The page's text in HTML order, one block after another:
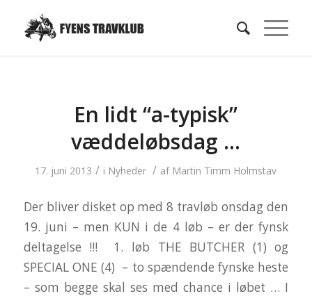
En lidt “a-typisk”
væddeløbsdag …
17. juni 2013 / i Nyheder / af Martin Timm Holmstav
Der bliver disket op med 8 travløb onsdag den
19. juni – men KUN i de 4 løb – er der fynsk
deltagelse !!! 1. løb THE BUTCHER (1) og
SPECIAL ONE (4) – to spændende fynske heste
– som begge skal ses med chance i løbet … I